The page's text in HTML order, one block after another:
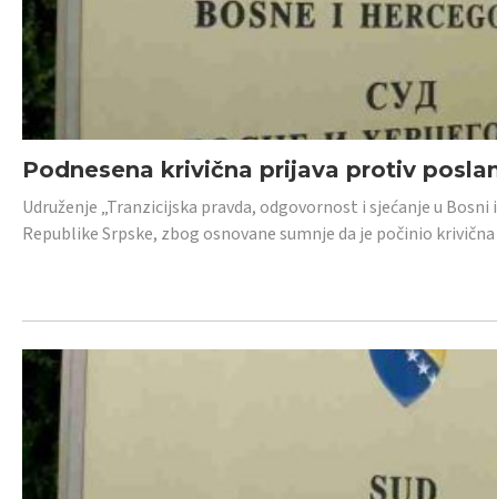
Podnesena krivična prijava protiv
Udruženje „Tranzicijska pravda, odgovornost i sjećanje u
Republike Srpske, zbog osnovane sumnje da je počinio